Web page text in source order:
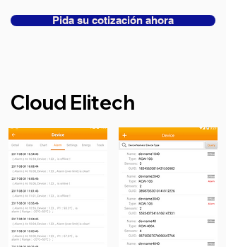
Pida su cotización ahora
Cloud Elitech